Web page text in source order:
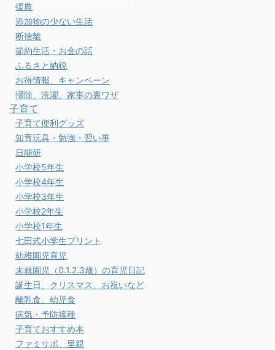
援農
添加物の少ない生活
断捨離
節約生活・お金の話
ふるさと納税
お得情報、キャンペーン
掃除、洗濯、家事の裏ワザ
子育て
子育て便利グッズ
知育玩具・勉強・習い事
日能研
小学校5年生
小学校4年生
小学校3年生
小学校2年生
小学校1年生
七田式小学生プリント
幼稚園児育児
未就園児（0.1.2.3歳）の育児日記
誕生日、クリスマス、お祝いなど
離乳食、幼児食
病気・予防接種
子育ておすすめ本
ファミサポ、里親